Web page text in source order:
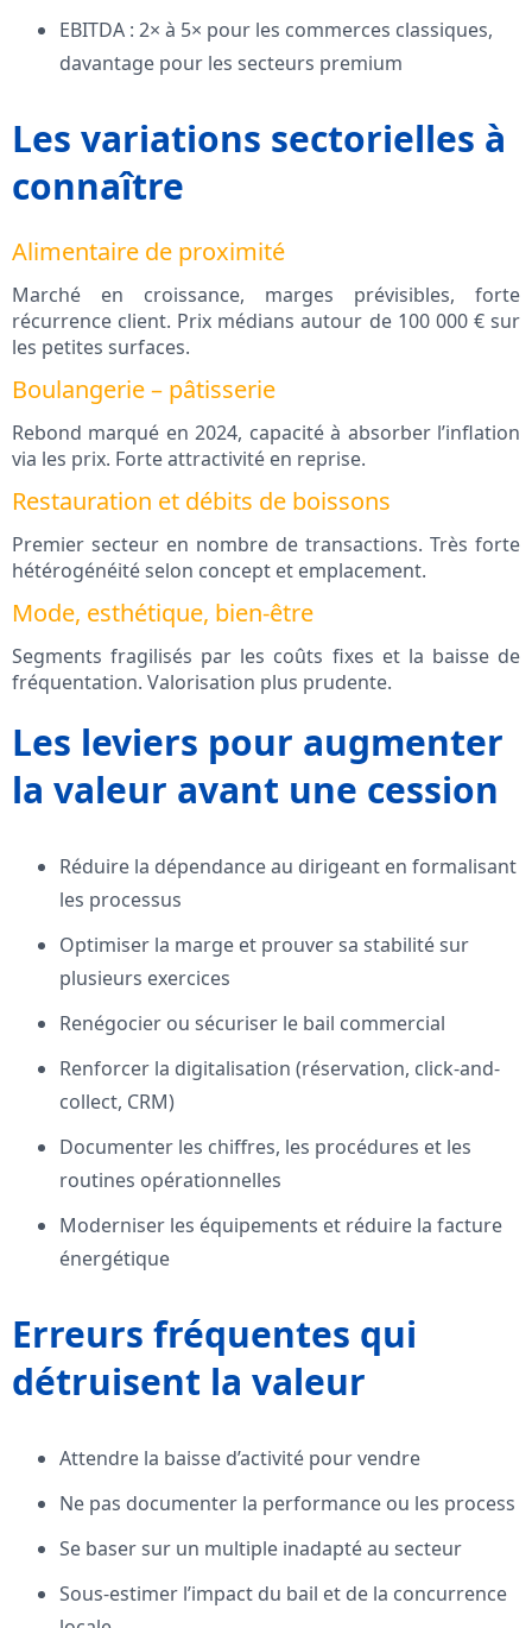
EBITDA : 2× à 5× pour les commerces classiques,
davantage pour les secteurs premium
Les variations sectorielles à
connaître
Alimentaire de proximité
Marché en croissance, marges prévisibles, forte
récurrence client. Prix médians autour de 100 000 € sur
les petites surfaces.
Boulangerie – pâtisserie
Rebond marqué en 2024, capacité à absorber l’inflation
via les prix. Forte attractivité en reprise.
Restauration et débits de boissons
Premier secteur en nombre de transactions. Très forte
hétérogénéité selon concept et emplacement.
Mode, esthétique, bien-être
Segments fragilisés par les coûts fixes et la baisse de
fréquentation. Valorisation plus prudente.
Les leviers pour augmenter
la valeur avant une cession
Réduire la dépendance au dirigeant en formalisant
les processus
Optimiser la marge et prouver sa stabilité sur
plusieurs exercices
Renégocier ou sécuriser le bail commercial
Renforcer la digitalisation (réservation, click-and-
collect, CRM)
Documenter les chiffres, les procédures et les
routines opérationnelles
Moderniser les équipements et réduire la facture
énergétique
Erreurs fréquentes qui
détruisent la valeur
Attendre la baisse d’activité pour vendre
Ne pas documenter la performance ou les process
Se baser sur un multiple inadapté au secteur
Sous-estimer l’impact du bail et de la concurrence